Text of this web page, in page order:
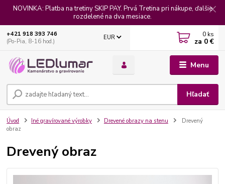
NOVINKA: Platba na tretiny SKIP PAY. Prvá Tretina pri nákupe, ďalšie
rozdelené na dva mesiace.
Menu
EUR
Hľadať
+421 918 393 746
(Po-Pia, 8-16 hod.)
0 ks
za 0 €
Úvod Iné gravírované výrobky Drevené obrazy na stenu
Drevený
obraz
Drevený obraz